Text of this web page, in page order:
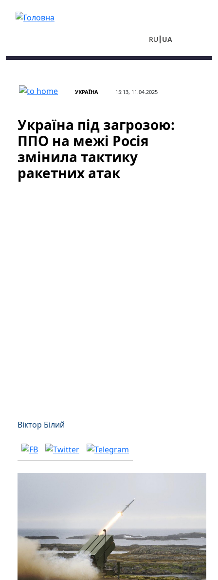
RU UA
УКРАЇНА 15:13, 11.04.2025
Україна під загрозою:
ППО на межі Росія
змінила тактику
ракетних атак
Віктор Білий